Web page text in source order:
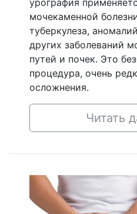
урография
мочекаменной
туберкулеза,
других заболеваний
путей и почек. Это
процедура, очень
осложнения.
Читать